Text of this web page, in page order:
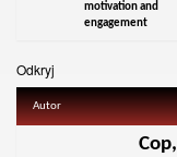
motivation and
engagement
Odkryj
Autor